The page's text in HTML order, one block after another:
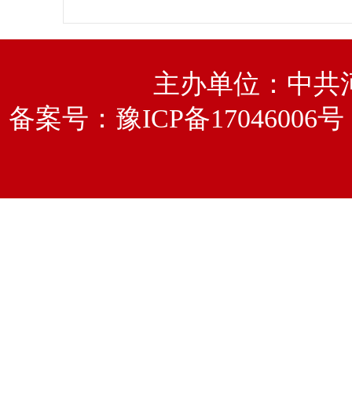
主办单位：中
备案号： 豫ICP备17046006号